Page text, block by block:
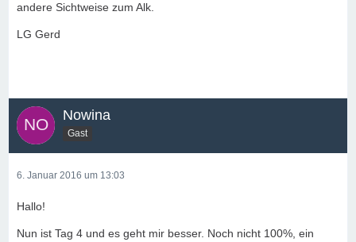
andere Sichtweise zum Alk.
LG Gerd
Nowina
Gast
6. Januar 2016 um 13:03
Hallo!
Nun ist Tag 4 und es geht mir besser. Noch nicht 100%, ein